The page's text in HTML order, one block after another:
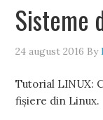
Sisteme
24 august 2016 By
Tutorial LINUX:
fișiere din Linux.